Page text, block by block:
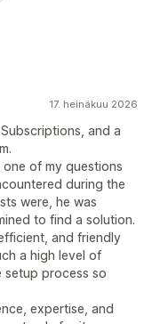
17. heinäkuu 2026
and a
of my questions
during the
were, he was
to find a solution.
and friendly
a high level of
setup process so
expertise, and